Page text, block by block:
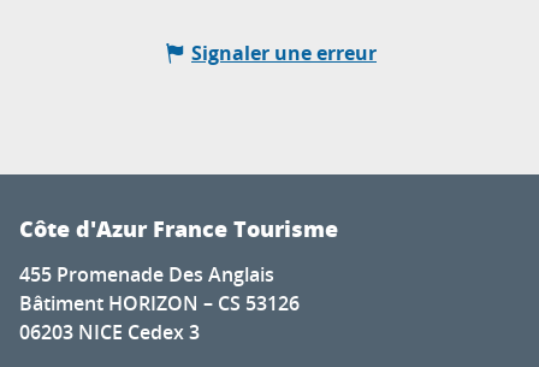
Signaler une erreur
Côte d'Azur France Tourisme
455 Promenade Des Anglais
Bâtiment HORIZON – CS 53126
06203 NICE Cedex 3